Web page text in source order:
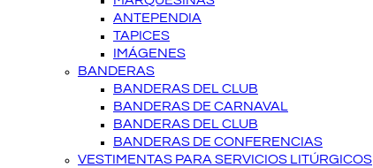
ANTEPENDIA
TAPICES
IMÁGENES
BANDERAS
BANDERAS DEL CLUB
BANDERAS DE CARNAVAL
BANDERAS DEL CLUB
BANDERAS DE CONFERENCIAS
VESTIMENTAS PARA SERVICIOS LITÚRGICOS